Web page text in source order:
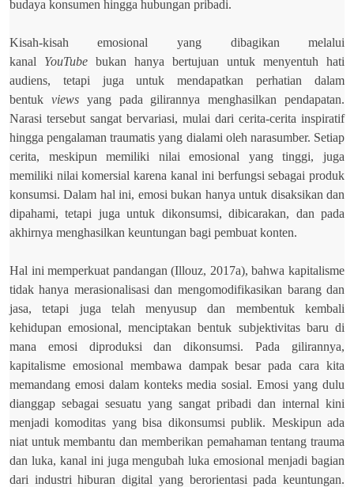
budaya konsumen hingga hubungan pribadi.
Kisah-kisah emosional yang dibagikan melalui
kanal YouTubebukan hanya bertujuan untuk menyentuh hati
audiens, tetapi juga untuk mendapatkan perhatian dalam
bentuk viewsyang pada gilirannya menghasilkan pendapatan.
Narasi tersebut sangat bervariasi, mulai dari cerita-cerita inspiratif
hingga pengalaman traumatis yang dialami oleh narasumber. Setiap
cerita, meskipun memiliki nilai emosional yang tinggi, juga
memiliki nilai komersial karena kanal ini berfungsi sebagai produk
konsumsi. Dalam hal ini, emosi bukan hanya untuk disaksikan dan
dipahami, tetapi juga untuk dikonsumsi, dibicarakan, dan pada
akhirnya menghasilkan keuntungan bagi pembuat konten.
Hal ini memperkuat pandangan (Illouz, 2017a), bahwa kapitalisme
tidak hanya merasionalisasi dan mengomodifikasikan barang dan
jasa, tetapi juga telah menyusup dan membentuk kembali
kehidupan emosional, menciptakan bentuk subjektivitas baru di
mana emosi diproduksi dan dikonsumsi. Pada gilirannya,
kapitalisme emosional membawa dampak besar pada cara kita
memandang emosi dalam konteks media sosial. Emosi yang dulu
dianggap sebagai sesuatu yang sangat pribadi dan internal kini
menjadi komoditas yang bisa dikonsumsi publik. Meskipun ada
niat untuk membantu dan memberikan pemahaman tentang trauma
dan luka, kanal ini juga mengubah luka emosional menjadi bagian
dari industri hiburan digital yang berorientasi pada keuntungan.